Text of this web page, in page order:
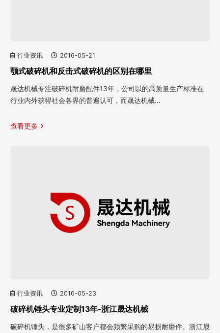
行业资讯 2016-05-21
颚式破碎机和反击式破碎机的区别在哪里
晟达机械专注破碎机耐磨配件13年，公司以的高质量生产标准在
行业内外获得社会各界的普遍认可，而晟达机械…
查看更多
行业资讯 2016-05-23
破碎机锤头专业定制13年-浙江晟达机械
破碎机锤头，是很多矿山客户都会频繁采购的易损耐磨件。浙江晟